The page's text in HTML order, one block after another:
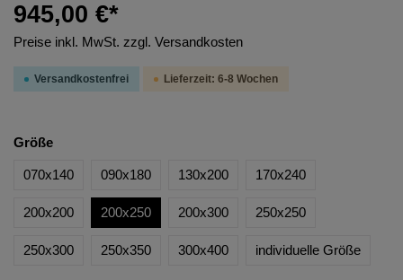
945,00 €*
Preise inkl. MwSt. zzgl. Versandkosten
Versandkostenfrei Lieferzeit: 6-8 Wochen
Größe
070x140 090x180 130x200 170x240
200x200 200x250 200x300 250x250
250x300 250x350 300x400 individuelle Größe